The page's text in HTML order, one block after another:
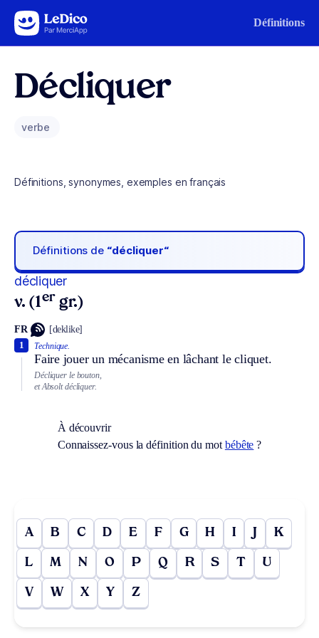
Aller au contenu Définitions
Décliquer
verbe
Définitions, synonymes, exemples en français
Définitions de “décliquer“
décliquer
v. (1er gr.)
FR [deklike]
Technique.
Faire jouer un mécanisme en lâchant le cliquet.
1
Décliquer le bouton,
etAbsolt décliquer.
À découvrir
Connaissez-vous la définition du mot bébête ?
A B C D E F G H I J K
L M N O P Q R S T U
V W X Y Z